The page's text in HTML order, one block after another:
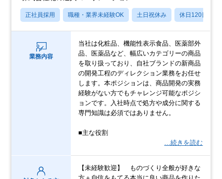
正社員採用 職種・業界未経験OK 土日祝休み 休日120日以上
業務内容
当社は化粧品、機能性表示食品、医薬部外
品、医薬品など、幅広いカテゴリーの商品
を取り扱っており、自社ブランドの新商品
の開発工程のディレクション業務をお任せ
します。本ポジションは、商品開発の実務
経験がない方でもチャレンジ可能なポジシ
ョンです。入社時点で処方や成分に関する
専門知識は必須ではありません。
■主な役割
…続きを読む
【未経験歓迎】 ものづくり全般が好きな